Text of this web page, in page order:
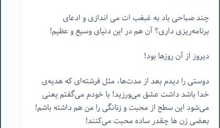
چند صباحی باد به غبغب ات می اندازی و ادعای
برنامه‌ریزی داری؟ آن هم در این دنیای وسیع و عظیم!
دیروز از آن روزها بود!
دوستی را دیدم بعد از مدت‌ها، مثل فرشته‌ای که هدیه‌ی
خدا باشد داشت عشق می‌ورزید! با خودم می‌گفتم یعنی
می‌شود این سطح از محبت و زنانگی را من هم داشته باشم!
بعضی زن ها چقدر ساده محبت می‌کنند!